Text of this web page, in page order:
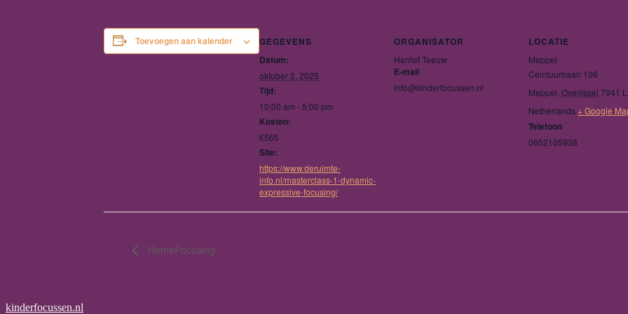
Toevoegen aan kalender
GEGEVENS
Datum:
oktober 2, 2025
Tijd:
10:00 am - 5:00 pm
Kosten:
€565
Site:
https://www.deruimte-
info.nl/masterclass-1-dynamic-
expressive-focusing/
ORGANISATOR
Harriet Teeuw
E-mail
info@kinderfocussen.nl
LOCATIE
Meppel
Ceintuurbaan 106
Meppel Overijssel 7941
Netherlands + Google
Telefoon
0652105938
HomeFocusing
kinderfocussen.nl